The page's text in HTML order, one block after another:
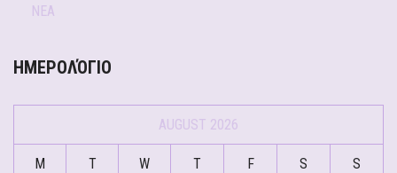
ΝΕΑ
ΗΜΕΡΟΛΌΓΙΟ
AUGUST 2026
M T W T F S S